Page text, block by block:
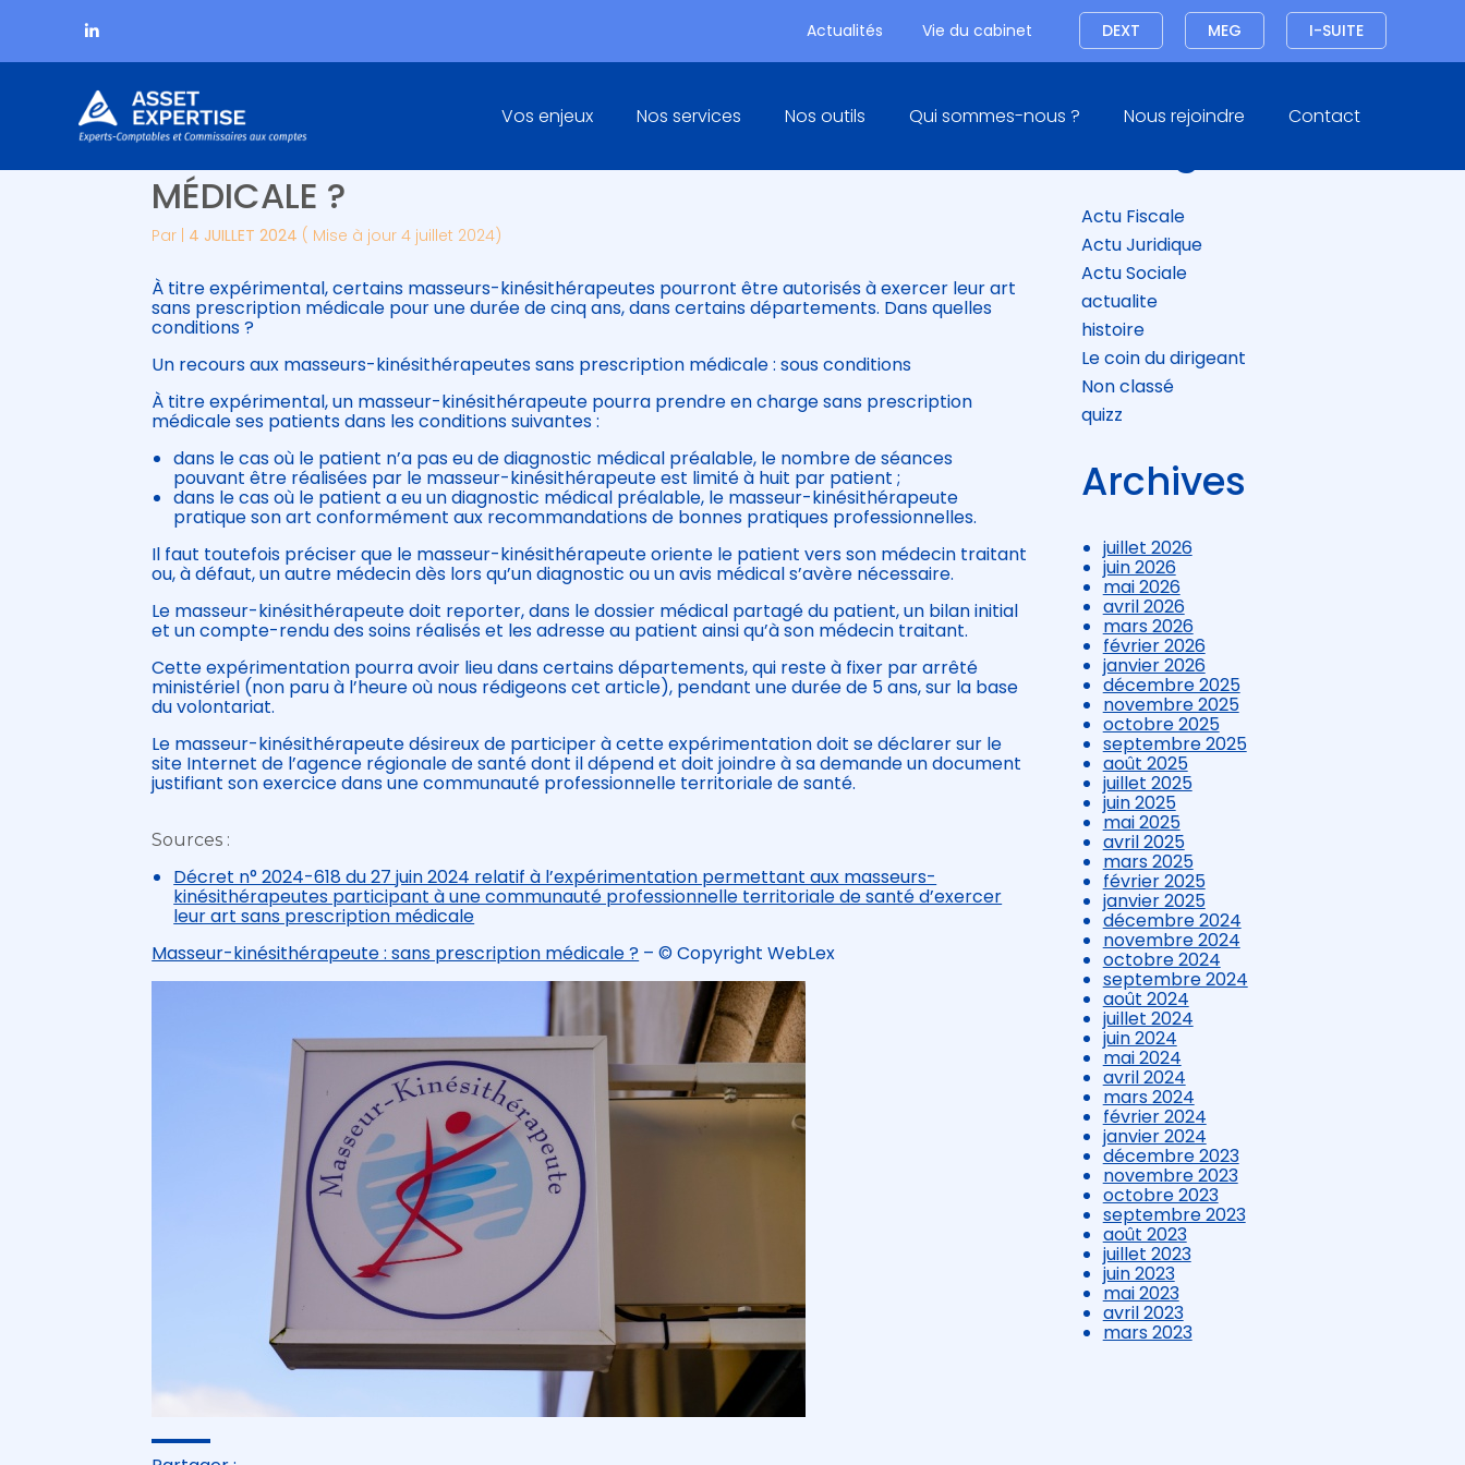
Actualités Vie du cabinet Connexion I-SUITE
MEG
DEXT
Aller
au
Principal
Vos enjeux Nos services Nos outils Qui sommes-nous ? Nous rejoindre Contact
MASSEUR-KINÉSITHÉRAPEUTE : SANS PRESCRIPTION
MÉDICALE ?
Par 4 JUILLET 2024 ( Mise à jour 4 juillet 2024)
À titre expérimental, certains masseurs-kinésithérapeutes pourront être autorisés à exercer leur art
sans prescription médicale pour une durée de cinq ans, dans certains départements. Dans quelles
conditions ?
Un recours aux masseurs-kinésithérapeutes sans prescription médicale : sous conditions
À titre expérimental, un masseur-kinésithérapeute pourra prendre en charge sans prescription
médicale ses patients dans les conditions suivantes :
dans le cas où le patient n’a pas eu de diagnostic médical préalable, le nombre de séances
pouvant être réalisées par le masseur-kinésithérapeute est limité à huit par patient ;
dans le cas où le patient a eu un diagnostic médical préalable, le masseur-kinésithérapeute
pratique son art conformément aux recommandations de bonnes pratiques professionnelles.
Il faut toutefois préciser que le masseur-kinésithérapeute oriente le patient vers son médecin traitant
ou, à défaut, un autre médecin dès lors qu’un diagnostic ou un avis médical s’avère nécessaire.
Le masseur-kinésithérapeute doit reporter, dans le dossier médical partagé du patient, un bilan initial
et un compte-rendu des soins réalisés et les adresse au patient ainsi qu’à son médecin traitant.
Cette expérimentation pourra avoir lieu dans certains départements, qui reste à fixer par arrêté
ministériel (non paru à l’heure où nous rédigeons cet article), pendant une durée de 5 ans, sur la base
du volontariat.
Le masseur-kinésithérapeute désireux de participer à cette expérimentation doit se déclarer sur le
site Internet de l’agence régionale de santé dont il dépend et doit joindre à sa demande un document
justifiant son exercice dans une communauté professionnelle territoriale de santé.
Sources :
Décret n° 2024-618 du 27 juin 2024 relatif à l’expérimentation permettant aux masseurs-
kinésithérapeutes participant à une communauté professionnelle territoriale de santé d’exercer
leur art sans prescription médicale
Masseur-kinésithérapeute : sans prescription médicale ? – © Copyright WebLex
Blog
Actu Fiscale
Actu Juridique
Actu Sociale
actualite
histoire
Le coin du dirigeant
Non classé
quizz
Archives
juillet 2026
juin 2026
mai 2026
avril 2026
mars 2026
février 2026
janvier 2026
décembre 2025
novembre 2025
octobre 2025
septembre 2025
août 2025
juillet 2025
juin 2025
mai 2025
avril 2025
mars 2025
février 2025
janvier 2025
décembre 2024
novembre 2024
octobre 2024
septembre 2024
août 2024
juillet 2024
juin 2024
mai 2024
avril 2024
mars 2024
février 2024
janvier 2024
décembre 2023
novembre 2023
octobre 2023
septembre 2023
août 2023
juillet 2023
juin 2023
mai 2023
avril 2023
mars 2023